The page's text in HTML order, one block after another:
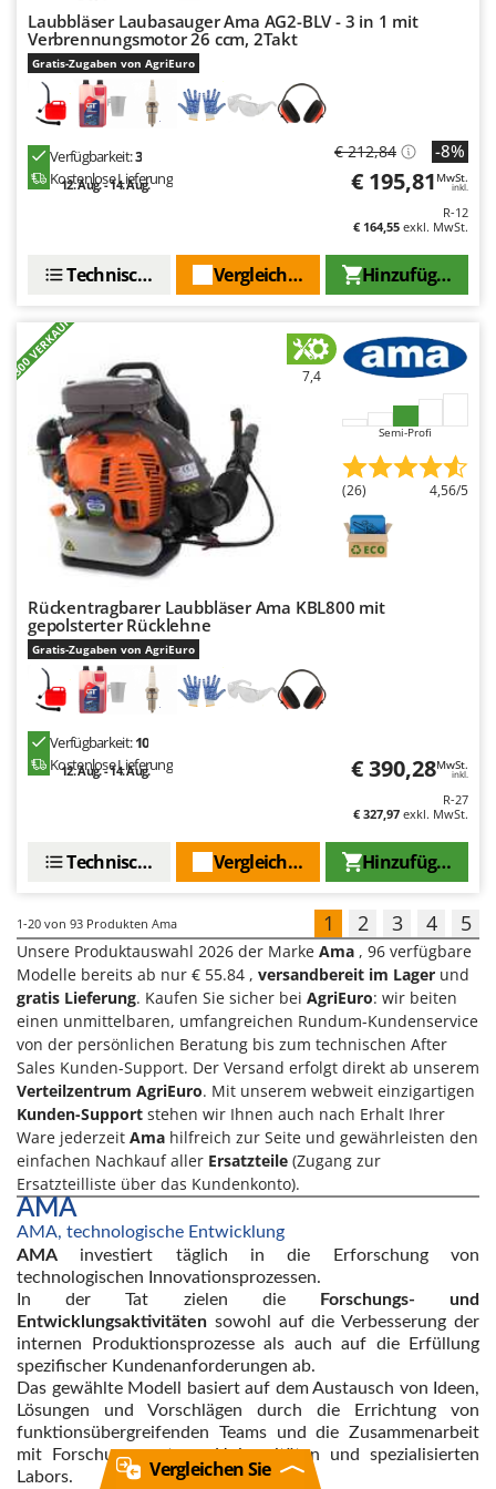
Laubbläser Laubasauger Ama AG2-BLV - 3 in 1 mit
Verbrennungsmotor 26 ccm, 2Takt
Gratis-Zugaben von AgriEuro
Verfügbarkeit:3
Kostenlose Lieferung
12. Aug. - 14. Aug.
€ 212,84 -8%
€ 195,81 MwSt.
inkl.
R-12
€ 164,55 exkl. MwSt.
Hinzufügen
Vergleichen Sie
Technische Daten
+300 VERKAUFT 7,4
Semi-Profi
(26) 4,56/5
Rückentragbarer Laubbläser Ama KBL800 mit
gepolsterter Rücklehne
Gratis-Zugaben von AgriEuro
Verfügbarkeit:10
Kostenlose Lieferung
12. Aug. - 14. Aug. € 390,28MwSt.
inkl.
R-27
€ 327,97 exkl. MwSt.
Hinzufügen
Vergleichen Sie
Technische Daten
1-20 von 93 Produkten Ama 1 2 3 4 5
Unsere Produktauswahl 2026 der Marke Ama , 96 verfügbare
Modelle bereits ab nur € 55.84 , versandbereit im Lager und
gratis Lieferung. Kaufen Sie sicher bei AgriEuro: wir beiten
einen unmittelbaren, umfangreichen Rundum-Kundenservice
von der persönlichen Beratung bis zum technischen After
Sales Kunden-Support. Der Versand erfolgt direkt ab unserem
Verteilzentrum AgriEuro. Mit unserem webweit einzigartigen
Kunden-Support stehen wir Ihnen auch nach Erhalt Ihrer
Ware jederzeit Ama hilfreich zur Seite und gewährleisten den
einfachen Nachkauf aller Ersatzteile (Zugang zur
Ersatzteilliste über das Kundenkonto).
AMA
AMA, technologische Entwicklung
AMA investiert täglich in die Erforschung von
technologischen Innovationsprozessen.
In der Tat zielen die
Forschungs- und
Entwicklungsaktivitäten sowohl auf die Verbesserung der
internen Produktionsprozesse als auch auf die Erfüllung
spezifischer Kundenanforderungen ab.
Das gewählte Modell basiert auf dem Austausch von Ideen,
Lösungen und Vorschlägen durch die Errichtung von
funktionsübergreifenden Teams und die Zusammenarbeit
mit Forschungszentren, Universitäten und spezialisierten
Labors.
Vergleichen Sie